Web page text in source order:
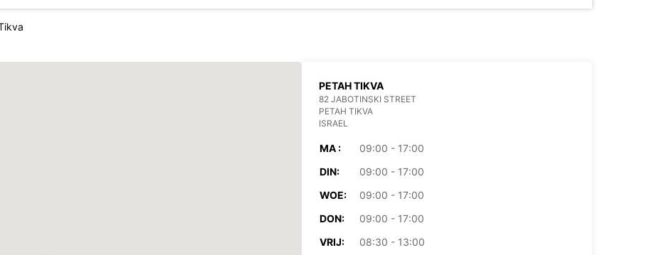
PETAH TIKVA
82 JABOTINSKI STREET
PETAH TIKVA
ISRAEL
MA :
09:00 - 17:00
DIN:
09:00 - 17:00
WOE:
09:00 - 17:00
DON:
09:00 - 17:00
VRIJ:
08:30 - 13:00